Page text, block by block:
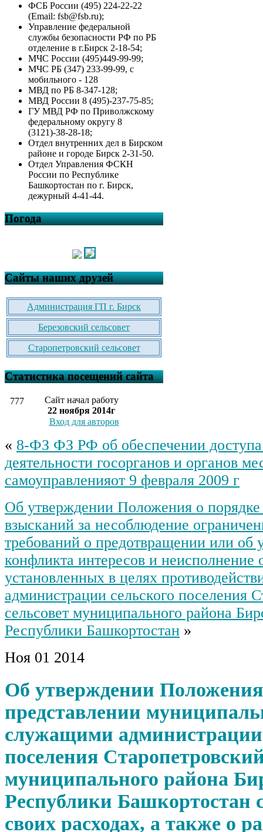
ФСБ России (495) 224-22-22
(Email: fsb@fsb.ru);
Управление федеральной
службы безопасности РФ по РБ
отделение в г.Бирск 2-18-54;
МЧС России (495)449-99-99;
МЧС РБ (347) 233-99-99, с
мобильного - 128
МВД по РБ 8-347-128;
МВД России 8 (495)-237-75-85;
ГУ МВД РФ по Приволжскому
федеральному округу 8
(3121)-38-28-18;
Отдел внутренних дел в Бирском
районе и городе Бирск 2-31-50.
Отдел Управления ФСКН
России по Республике
Башкортостан по г. Бирск,
дежурный 4-41-44.
Погода
Сайты наших друзей
Администрация ГП г. Бирск
Березовский сельсовет
Старопетровский сельсовет
Статистика посещений сайта
777
Сайт начал работу
22 ноября 2014г
Вход для авторов
« 8-ФЗ ФЗ РФ об обеспечении
деятельности госорганов и органов
самоуправленияот 9 февраля 2009 г
Об утверждении Положения о
взысканий за несоблюдение
требований о предотвращении или об
конфликта интересов и неисполнение
установленных в целях
администрации сельского поселения
сельсовет муниципального района
Республики Башкортостан »
Ноя 01 2014
Об утверждении
представлении
служащими администрации
поселения
муниципального района
Республики Башкортостан
своих расходах, а также о